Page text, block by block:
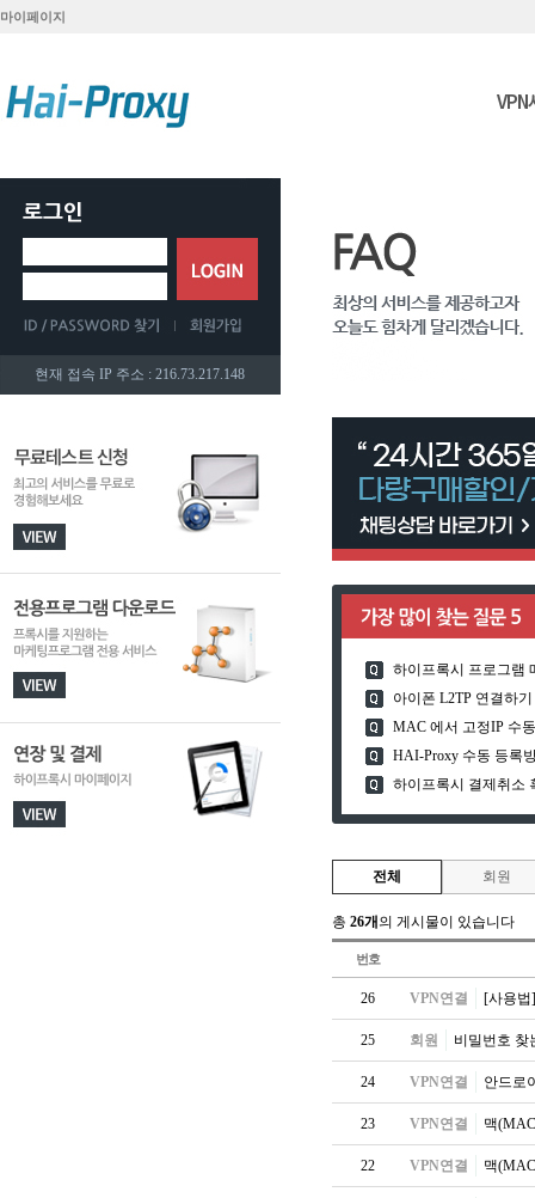
마이페이지
VPN
현재 접속 IP 주소 : 216.73.217.148
하이프록시 프로그램
아이폰 L2TP 연결하기
MAC 에서 고정IP 수
HAI-Proxy 수동 등록
하이프록시 결제취소
전체 회원
총 26개 의 게시물이 있습니다
번호
26 VPN연결 [사용법
25 회원 비밀번호 찾
24 VPN연결 안드로
23 VPN연결 맥
22 VPN연결 맥